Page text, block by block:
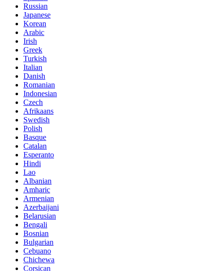
Russian
Japanese
Korean
Arabic
Irish
Greek
Turkish
Italian
Danish
Romanian
Indonesian
Czech
Afrikaans
Swedish
Polish
Basque
Catalan
Esperanto
Hindi
Lao
Albanian
Amharic
Armenian
Azerbaijani
Belarusian
Bengali
Bosnian
Bulgarian
Cebuano
Chichewa
Corsican